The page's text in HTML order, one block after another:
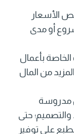
الأسعار
أو مدى
بأعمال
من المال
مدروسة
حتى
على توفير